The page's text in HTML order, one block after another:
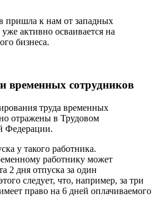
пришла к нам от западных
активно осваивается на
бизнеса.
временных сотрудников
труда временных
отражены в Трудовом
Федерации.
у такого работника.
работнику может
2 дня отпуска за один
следует, что, например, за три
право на 6 дней оплачиваемого